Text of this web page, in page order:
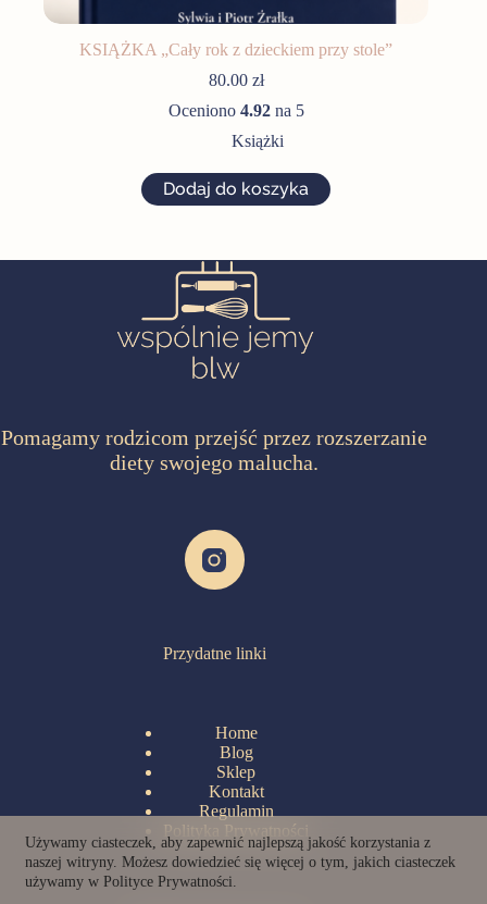
KSIĄŻKA „Cały rok z dzieckiem przy stole”
80.00 zł
Oceniono 4.92na 5
Książki
Dodaj do koszyka
Pomagamy rodzicom przejść przez rozszerzanie
diety swojego malucha.
Przydatne linki
Home
Blog
Sklep
Kontakt
Regulamin
Polityka Prywatności
Używamy ciasteczek, aby zapewnić najlepszą jakość korzystania z
naszej witryny. Możesz dowiedzieć się więcej o tym, jakich ciasteczek
używamy w Polityce Prywatności.